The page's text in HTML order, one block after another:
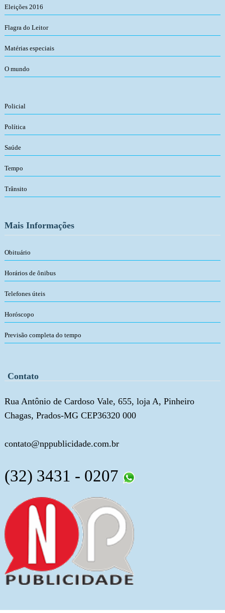
Eleições 2016
Flagra do Leitor
Matérias especiais
O mundo
Policial
Política
Saúde
Tempo
Trânsito
Mais Informações
Obituário
Horários de ônibus
Telefones úteis
Horóscopo
Previsão completa do tempo
Contato
Rua Antônio de Cardoso Vale, 655, loja A, Pinheiro
Chagas, Prados-MG CEP36320 000
contato@nppublicidade.com.br
(32) 3431 - 0207